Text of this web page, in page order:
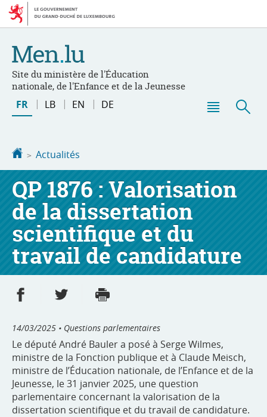
Aller
navigation
Aller
au
Site du ministère de l'Éducation
nationale, de l'Enfance et de la Jeunesse
Changer
de
FR LB EN DE
Accueil
Actualités
QP 1876 : Valorisation
de la dissertation
scientifique et du
travail de candidature
Partager sur Facebook
Partager sur Twitter
14/03/2025 • Questions parlementaires
Le député André Bauler a posé à Serge Wilmes,
ministre de la Fonction publique et à Claude Meisch,
ministre de l’Éducation nationale, de l’Enfance et de la
Jeunesse, le 31 janvier 2025, une question
parlementaire concernant la valorisation de la
dissertation scientifique et du travail de candidature.